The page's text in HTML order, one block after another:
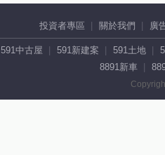
投資者專區 關於我們 廣
591中古屋 591新建案 591土地
8891新車